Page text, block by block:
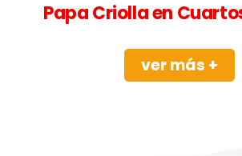
Papa Criolla en
ver más +